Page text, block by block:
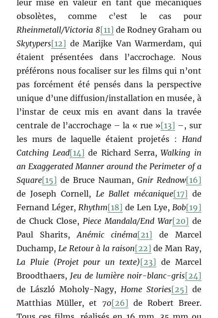
leur mise en valeur en tant que mécaniques
obsolètes, comme c’est le cas pour
Rheinmetall/Victoria 8[11] de Rodney Graham ou
Skytypers[12] de Marijke Van Warmerdam, qui
étaient présentées dans l’accrochage. Nous
préférons nous focaliser sur les films qui n’ont
pas forcément été pensés dans la perspective
unique d’une diffusion/installation en musée, à
l’instar de ceux mis en avant dans la travée
centrale de l’accrochage – la « rue »[13] –, sur
les murs de laquelle étaient projetés : Hand
Catching Lead[14] de Richard Serra,Walking in
an Exaggerated Manner around the Perimeter of a
Square[15] de Bruce Nauman, Gnir Rednow[16]
de Joseph Cornell, Le Ballet mécanique[17] de
Fernand Léger,Rhythm[18] de Len Lye, Bob[19]
de Chuck Close, Piece Mandala/End War[20] de
Paul Sharits,Anémic cinéma[21] de Marcel
Duchamp,Le Retour à la raison[22] de Man Ray,
La Pluie (Projet pour un texte)[23] de Marcel
Broodthaers, Jeu de lumière noir-blanc-gris[24]
de László Moholy-Nagy, Home Stories[25] de
Matthias Müller, et 70[26] de Robert Breer.